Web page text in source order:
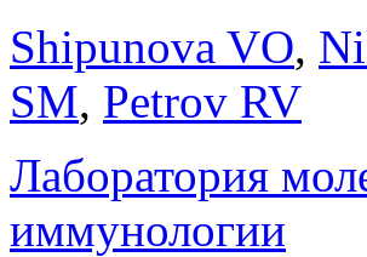
Shipunova VO,
SM, Petrov RV
Лаборатория
иммунологии